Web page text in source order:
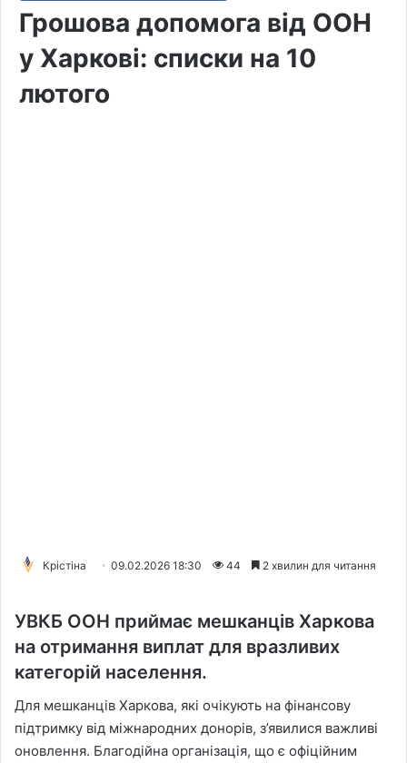
Грошова допомога від ООН
у Харкові: списки на 10
лютого
Крістіна 09.02.2026 18:30 44 2 хвилин для читання
УВКБ ООН приймає мешканців Харкова
на отримання виплат для вразливих
категорій населення.
Для мешканців Харкова, які очікують на фінансову
підтримку від міжнародних донорів, з’явилися важливі
оновлення. Благодійна організація, що є офіційним